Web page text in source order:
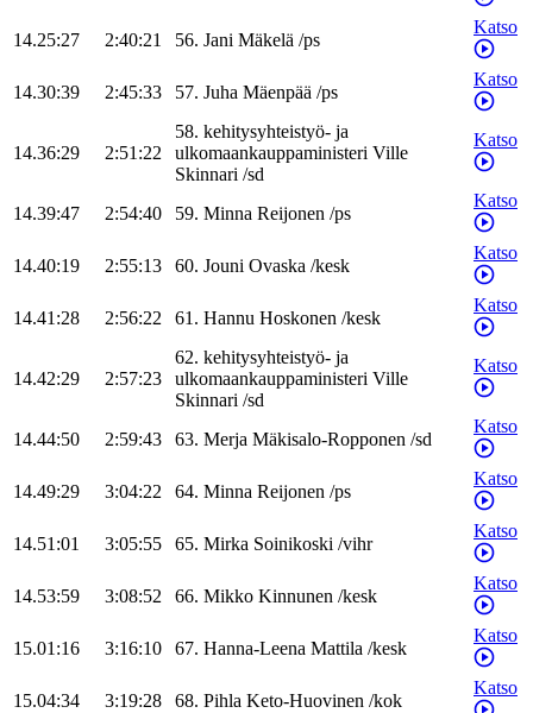
14.25:27 2:40:21 56. Jani Mäkelä /ps
Katso
14.30:39 2:45:33 57. Juha Mäenpää /ps
Katso
14.36:29 2:51:22
58. kehitysyhteistyö- ja
ulkomaankauppaministeri Ville
Skinnari /sd
Katso
14.39:47 2:54:40 59. Minna Reijonen /ps
Katso
14.40:19 2:55:13 60. Jouni Ovaska /kesk
Katso
14.41:28 2:56:22 61. Hannu Hoskonen /kesk
Katso
14.42:29 2:57:23
62. kehitysyhteistyö- ja
ulkomaankauppaministeri Ville
Skinnari /sd
Katso
14.44:50 2:59:43 63. Merja Mäkisalo-Ropponen /sd
Katso
14.49:29 3:04:22 64. Minna Reijonen /ps
Katso
14.51:01 3:05:55 65. Mirka Soinikoski /vihr
Katso
14.53:59 3:08:52 66. Mikko Kinnunen /kesk
Katso
15.01:16 3:16:10 67. Hanna-Leena Mattila /kesk
Katso
15.04:34 3:19:28 68. Pihla Keto-Huovinen /kok
Katso